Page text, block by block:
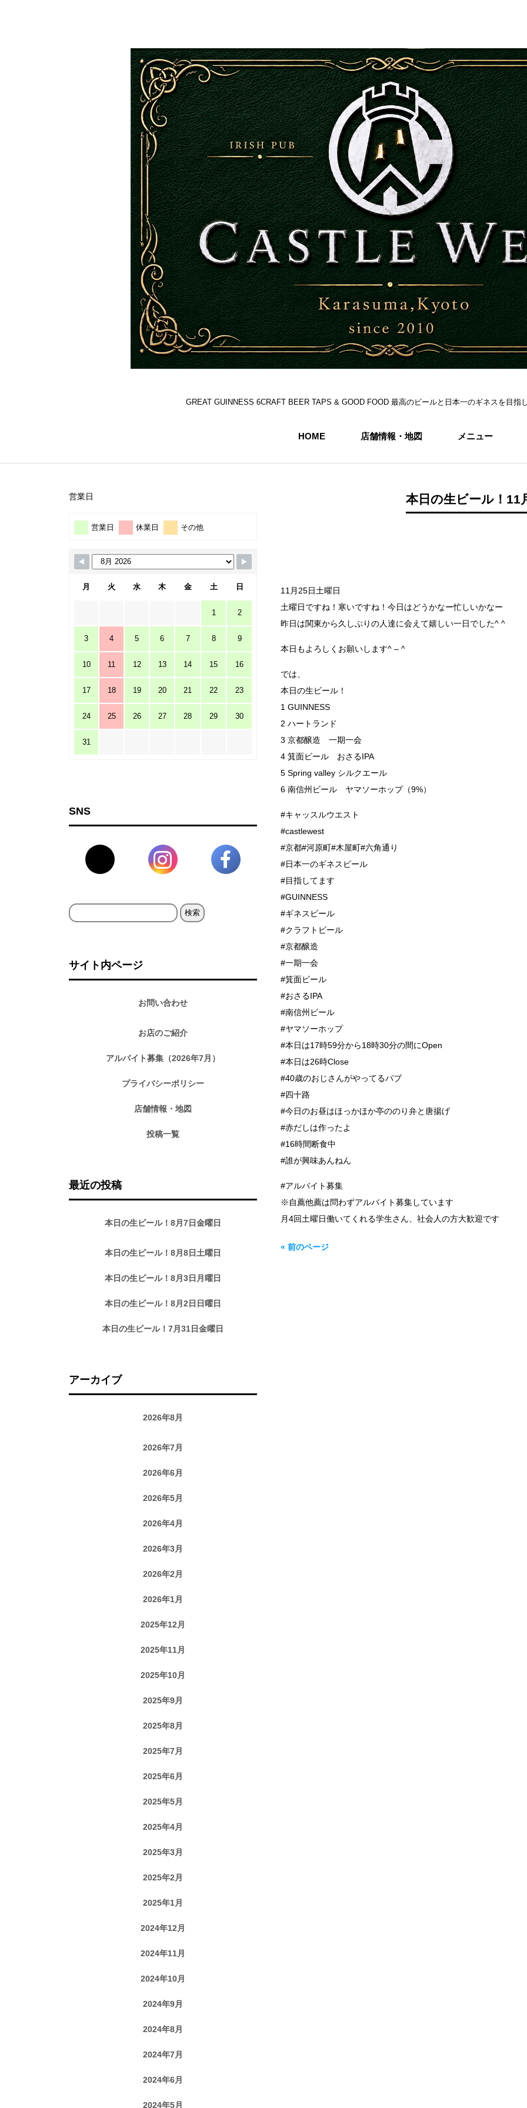
GREAT GUINNESS 6CRAFT BEER TAPS & GOOD FOOD 最高のビールと日本一のギネスを目指
HOME 店舗情報・地図 メニュー
本日の生ビール！11
11月25日土曜日
土曜日ですね！寒いですね！今日はどうかなー忙しいかなー
昨日は関東から久しぶりの人達に会えて嬉しい一日でした^ ^
本日もよろしくお願いします^ – ^
では、
本日の生ビール！
1 GUINNESS
2 ハートランド
3 京都醸造 一期一会
4 箕面ビール おさるIPA
5 Spring valley シルクエール
6 南信州ビール ヤマソーホップ（9%）
#キャッスルウエスト
#castlewest
#京都#河原町#木屋町#六角通り
#日本一のギネスビール
#目指してます
#GUINNESS
#ギネスビール
#クラフトビール
#京都醸造
#一期一会
#箕面ビール
#おさるIPA
#南信州ビール
#ヤマソーホップ
#本日は17時59分から18時30分の間にOpen
#本日は26時Close
#40歳のおじさんがやってるパブ
#四十路
#今日のお昼はほっかほか亭ののり弁と唐揚げ
#赤だしは作ったよ
#16時間断食中
#誰が興味あんねん
#アルバイト募集
※自薦他薦は問わずアルバイト募集しています
月4回土曜日働いてくれる学生さん、社会人の方大歓迎です
« 前のページ
営業日
営業日 休業日 その他
月 火 水 木 金 土 日
1 2
3 4 5 6 7 8 9
10 11 12 13 14 15 16
17 18 19 20 21 22 23
24 25 26 27 28 29 30
31
SNS
検
サイト内ページ
お問い合わせ
お店のご紹介
アルバイト募集（2026年7月）
プライバシーポリシー
店舗情報・地図
投稿一覧
最近の投稿
本日の生ビール！8月7日金曜日
本日の生ビール！8月8日土曜日
本日の生ビール！8月3日月曜日
本日の生ビール！8月2日日曜日
本日の生ビール！7月31日金曜日
アーカイブ
2026年8月
2026年7月
2026年6月
2026年5月
2026年4月
2026年3月
2026年2月
2026年1月
2025年12月
2025年11月
2025年10月
2025年9月
2025年8月
2025年7月
2025年6月
2025年5月
2025年4月
2025年3月
2025年2月
2025年1月
2024年12月
2024年11月
2024年10月
2024年9月
2024年8月
2024年7月
2024年6月
2024年5月